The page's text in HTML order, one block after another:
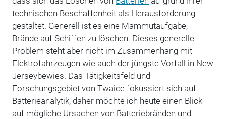
technischen Beschaffenheit als Herausforderung
gestaltet. Generell ist es eine Mammutaufgabe,
Brände auf Schiffen zu löschen. Dieses generelle
Problem steht aber nicht im Zusammenhang mit
Elektrofahrzeugen wie auch der jüngste Vorfall in New
Jerseybewies. Das Tätigkeitsfeld und
Forschungsgebiet von Twaice fokussiert sich auf
Batterieanalytik, daher möchte ich heute einen Blick
auf mögliche Ursachen von Batteriebränden und